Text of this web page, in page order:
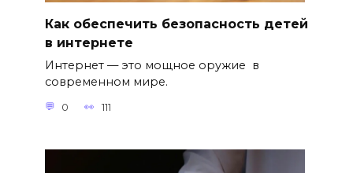
Как обеспечить безопасность детей
в интернете
Интернет — это мощное оружие в
современном мире.
0 111